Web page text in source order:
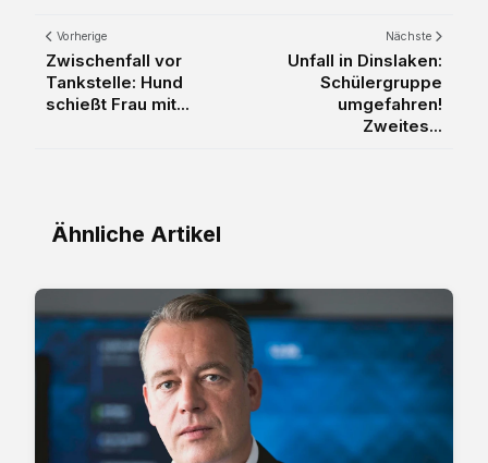
Vorherige
Zwischenfall vor
Tankstelle: Hund
schießt Frau mit...
Nächste
Unfall in Dinslaken:
Schülergruppe
umgefahren!
Zweites...
Ähnliche Artikel